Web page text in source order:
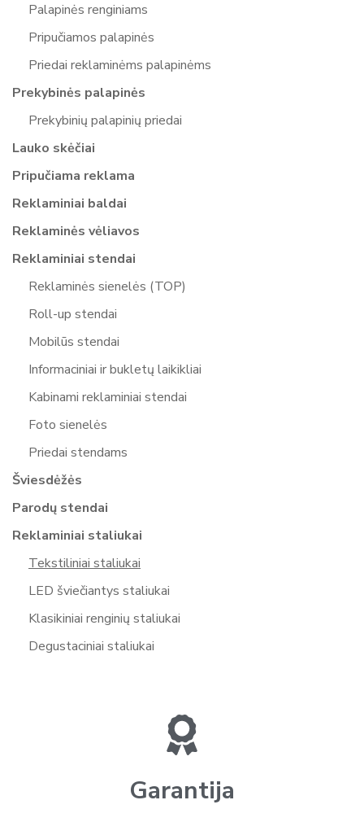
Palapinės renginiams
Pripučiamos palapinės
Priedai reklaminėms palapinėms
Prekybinės palapinės
Prekybinių palapinių priedai
Lauko skėčiai
Pripučiama reklama
Reklaminiai baldai
Reklaminės vėliavos
Reklaminiai stendai
Reklaminės sienelės (TOP)
Roll-up stendai
Mobilūs stendai
Informaciniai ir bukletų laikikliai
Kabinami reklaminiai stendai
Foto sienelės
Priedai stendams
Šviesdėžės
Parodų stendai
Reklaminiai staliukai
Tekstiliniai staliukai
LED šviečiantys staliukai
Klasikiniai renginių staliukai
Degustaciniai staliukai
Garantija